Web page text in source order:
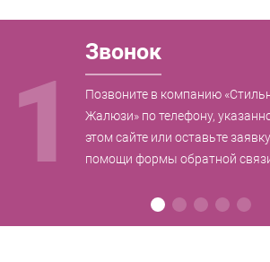
1
Звонок
Позвоните в компанию
Жалюзи» по телефону,
этом сайте или оставьте
помощи формы обратной